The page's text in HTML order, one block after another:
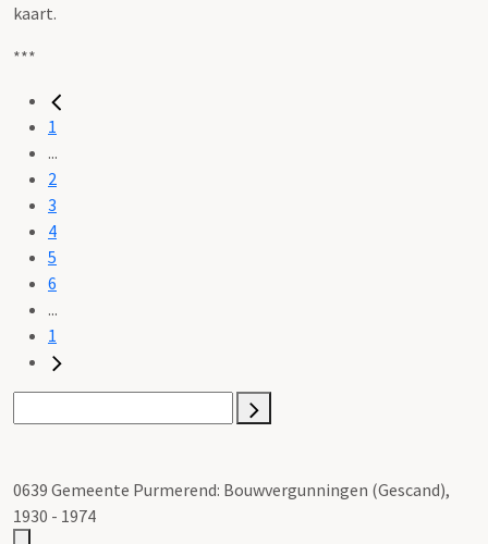
kaart.
***
1
...
2
3
4
5
6
...
1
0639 Gemeente Purmerend: Bouwvergunningen (Gescand),
1930 - 1974